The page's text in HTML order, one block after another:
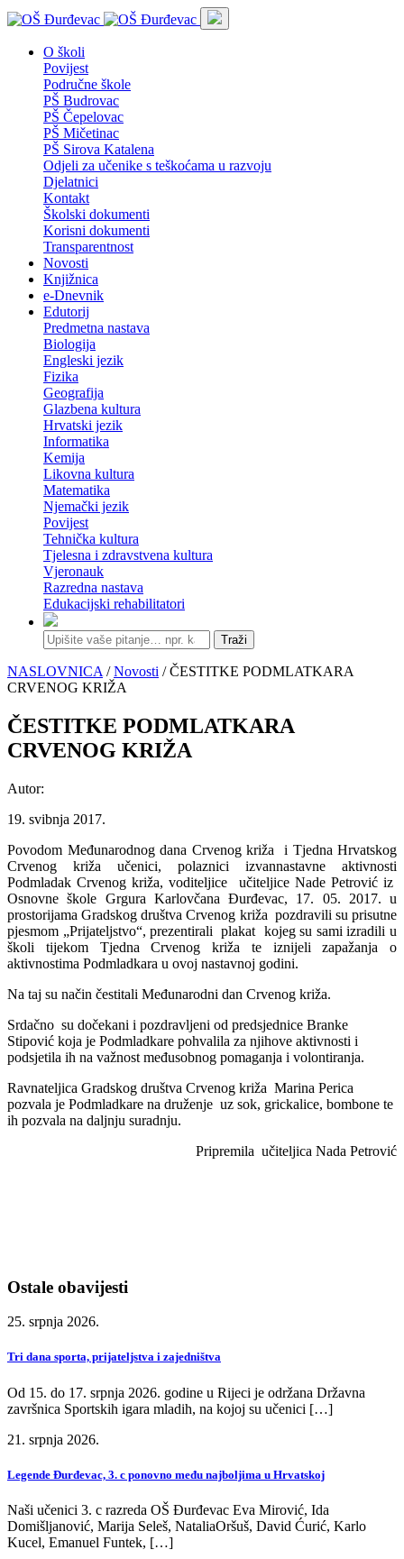
O školi
Povijest
Područne škole
PŠ Budrovac
PŠ Čepelovac
PŠ Mičetinac
PŠ Sirova Katalena
Odjeli za učenike s teškoćama u razvoju
Djelatnici
Kontakt
Školski dokumenti
Korisni dokumenti
Transparentnost
Novosti
Knjižnica
e-Dnevnik
Edutorij
Predmetna nastava
Biologija
Engleski jezik
Fizika
Geografija
Glazbena kultura
Hrvatski jezik
Informatika
Kemija
Likovna kultura
Matematika
Njemački jezik
Povijest
Tehnička kultura
Tjelesna i zdravstvena kultura
Vjeronauk
Razredna nastava
Edukacijski rehabilitatori
Traži
NASLOVNICA /Novosti / ČESTITKE PODMLATKARA
CRVENOG KRIŽA
ČESTITKE PODMLATKARA
CRVENOG KRIŽA
Autor:
19. svibnja 2017.
Povodom Međunarodnog dana Crvenog križa i Tjedna Hrvatskog
Crvenog križa učenici, polaznici izvannastavne aktivnosti
Podmladak Crvenog križa, voditeljice učiteljice Nade Petrović iz
Osnovne škole Grgura Karlovčana Đurđevac, 17. 05. 2017. u
prostorijama Gradskog društva Crvenog križa pozdravili su prisutne
pjesmom „Prijateljstvo“, prezentirali plakat kojeg su sami izradili u
školi tijekom Tjedna Crvenog križa te iznijeli zapažanja o
aktivnostima Podmladkara u ovoj nastavnoj godini.
Na taj su način čestitali Međunarodni dan Crvenog križa.
Srdačno su dočekani i pozdravljeni od predsjednice Branke
Stipović koja je Podmladkare pohvalila za njihove aktivnosti i
podsjetila ih na važnost međusobnog pomaganja i volontiranja.
Ravnateljica Gradskog društva Crvenog križa Marina Perica
pozvala je Podmladkare na druženje uz sok, grickalice, bombone te
ih pozvala na daljnju suradnju.
Pripremila učiteljica Nada Petrović
Ostale obavijesti
25. srpnja 2026.
Tri dana sporta, prijateljstva i zajedništva
Od 15. do 17. srpnja 2026. godine u Rijeci je održana Državna
završnica Sportskih igara mladih, na kojoj su učenici […]
21. srpnja 2026.
Legende Đurđevac, 3. c ponovno među najboljima u Hrvatskoj
Naši učenici 3. c razreda OŠ Đurđevac Eva Mirović, Ida
Domišljanović, Marija Seleš, NataliaOršuš, David Ćurić, Karlo
Kucel, Emanuel Funtek, […]